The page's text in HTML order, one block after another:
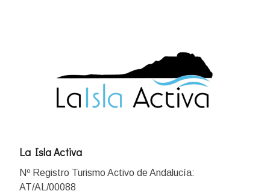
La Isla Activa
Nº Registro Turismo Activo de Andalucía:
AT/AL/00088